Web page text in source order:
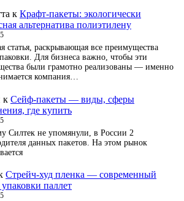
к Крафт-пакеты: экологически
альтернатива полиэтилену
статья, раскрывающая все преимущества
Для бизнеса важно, чтобы эти
были грамотно реализованы — именно
компания…
к Сейф-пакеты — виды, сферы
где купить
Силтек не упомянули, в России 2
данных пакетов. На этом рынок
Стрейч-худ пленка — современный
паллет